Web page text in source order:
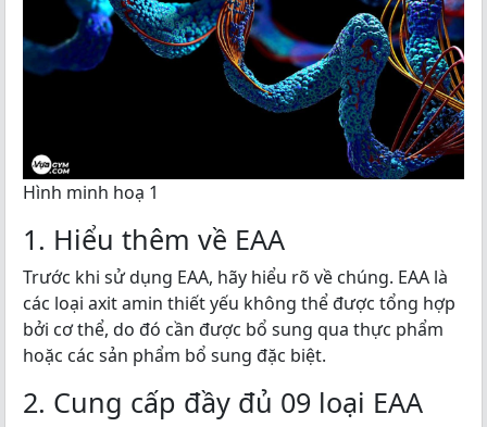
Hình minh hoạ 1
1. Hiểu thêm về EAA
Trước khi sử dụng EAA, hãy hiểu rõ về chúng. EAA là
các loại axit amin thiết yếu không thể được tổng hợp
bởi cơ thể, do đó cần được bổ sung qua thực phẩm
hoặc các sản phẩm bổ sung đặc biệt.
2. Cung cấp đầy đủ 09 loại EAA